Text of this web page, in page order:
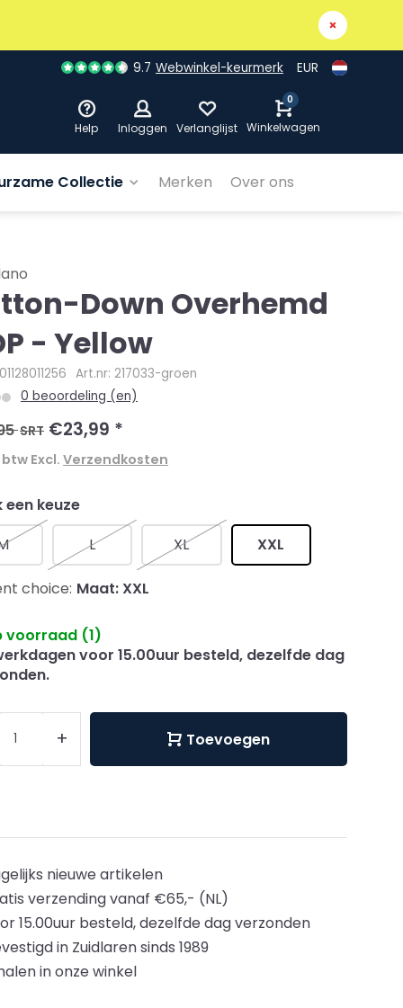
9.7 Webwinkel-keurmerk EUR
Help Inloggen Verlanglijst
0
Winkelwagen
Collectie Merken Over ons
Down Overhemd
- Yellow
Art.nr: 217033-groen
0 beoordeling (en)
SRT €23,99 *
Excl. Verzendkosten
een keuze
L XL XXL
choice: Maat: XXL
voorraad (1)
voor 15.00uur besteld, dezelfde dag
+ Toevoegen
nieuwe artikelen
verzending vanaf €65,- (NL)
15.00uur besteld, dezelfde dag verzonden
in Zuidlaren sinds 1989
in onze winkel